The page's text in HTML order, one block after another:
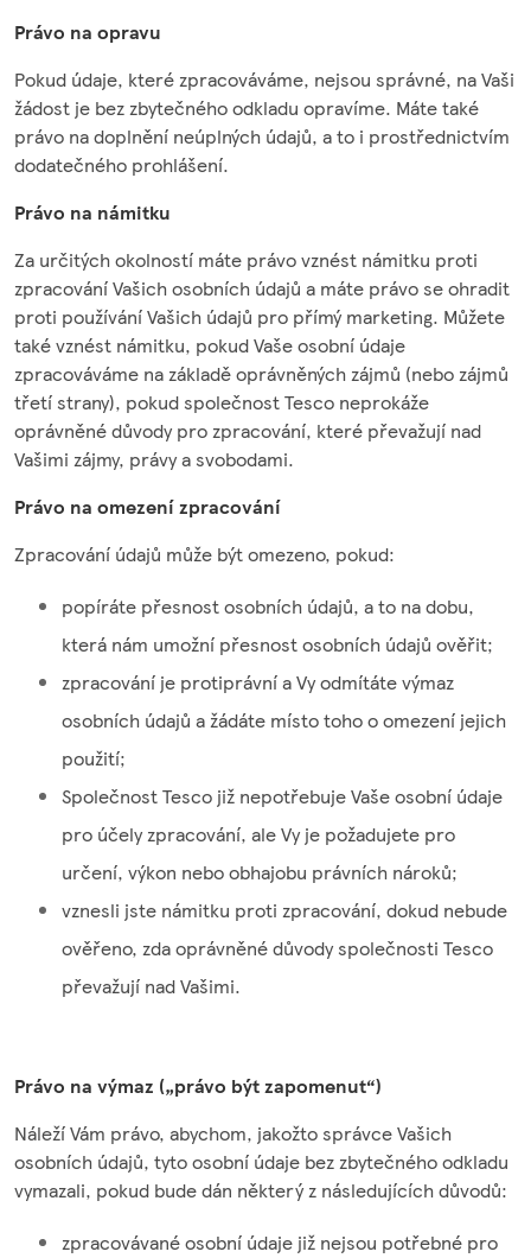
Právo na opravu
Pokud údaje, které zpracováváme, nejsou správné, na Vaši
žádost je bez zbytečného odkladu opravíme. Máte také
právo na doplnění neúplných údajů, a to i prostřednictvím
dodatečného prohlášení.
Právo na námitku
Za určitých okolností máte právo vznést námitku proti
zpracování Vašich osobních údajů a máte právo se ohradit
proti používání Vašich údajů pro přímý marketing. Můžete
také vznést námitku, pokud Vaše osobní údaje
zpracováváme na základě oprávněných zájmů (nebo zájmů
třetí strany), pokud společnost Tesco neprokáže
oprávněné důvody pro zpracování, které převažují nad
Vašimi zájmy, právy a svobodami.
Právo na omezení zpracování
Zpracování údajů může být omezeno, pokud:
popíráte přesnost osobních údajů, a to na dobu,
která nám umožní přesnost osobních údajů ověřit;
zpracování je protiprávní a Vy odmítáte výmaz
osobních údajů a žádáte místo toho o omezení jejich
použití;
Společnost Tesco již nepotřebuje Vaše osobní údaje
pro účely zpracování, ale Vy je požadujete pro
určení, výkon nebo obhajobu právních nároků;
vznesli jste námitku proti zpracování, dokud nebude
ověřeno, zda oprávněné důvody společnosti Tesco
převažují nad Vašimi.
Právo na výmaz („právo být zapomenut“)
Náleží Vám právo, abychom, jakožto správce Vašich
osobních údajů, tyto osobní údaje bez zbytečného odkladu
vymazali, pokud bude dán některý z následujících důvodů:
zpracovávané osobní údaje již nejsou potřebné pro